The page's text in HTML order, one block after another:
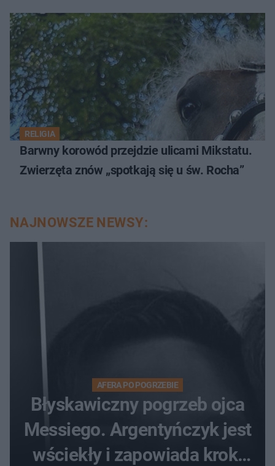
RELIGIA
Barwny korowód przejdzie ulicami Mikstatu.
Zwierzęta znów „spotkają się u św. Rocha”
NAJNOWSZE NEWSY:
AFERA PO POGRZEBIE
Błyskawiczny pogrzeb ojca
Messiego. Argentyńczyk jest
wściekły i zapowiada kroki